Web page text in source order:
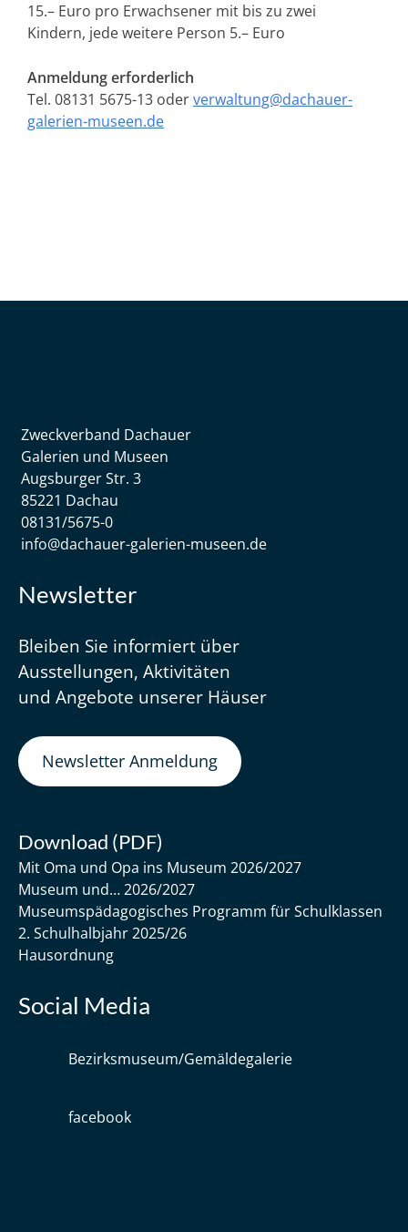
15.– Euro pro Erwachsener mit bis zu zwei
Kindern, jede weitere Person 5.– Euro
Anmeldung erforderlich
Tel. 08131 5675-13 oderverwaltung@dachauer-
galerien-museen.de
Zweckverband Dachauer
Galerien und Museen
Augsburger Str. 3
85221 Dachau
08131/5675-0
info@dachauer-galerien-museen.de
Newsletter
Bleiben Sie informiert über
Ausstellungen, Aktivitäten
und Angebote unserer Häuser
Newsletter Anmeldung
Download (PDF)
Mit Oma und Opa ins Museum 2026/2027
Museum und… 2026/2027
Museumspädagogisches Programm für Schulklassen
2. Schulhalbjahr 2025/26
Hausordnung
Social Media
Bezirksmuseum/Gemäldegalerie
facebook